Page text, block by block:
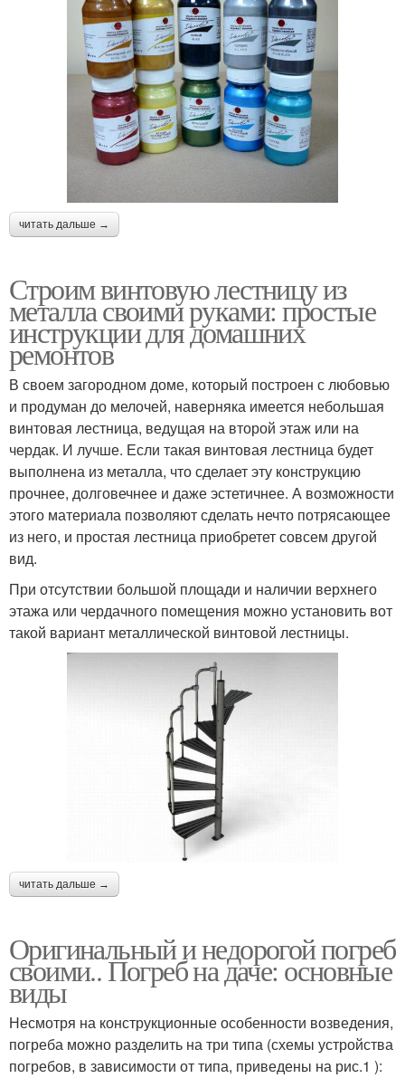
читать дальше →
Строим винтовую лестницу из
металла своими руками: простые
инструкции для домашних
ремонтов
В своем загородном доме, который построен с любовью
и продуман до мелочей, наверняка имеется небольшая
винтовая лестница, ведущая на второй этаж или на
чердак. И лучше. Если такая винтовая лестница будет
выполнена из металла, что сделает эту конструкцию
прочнее, долговечнее и даже эстетичнее. А возможности
этого материала позволяют сделать нечто потрясающее
из него, и простая лестница приобретет совсем другой
вид.
При отсутствии большой площади и наличии верхнего
этажа или чердачного помещения можно установить вот
такой вариант металлической винтовой лестницы.
читать дальше →
Оригинальный и недорогой погреб
своими.. Погреб на даче: основные
виды
Несмотря на конструкционные особенности возведения,
погреба можно разделить на три типа (схемы устройства
погребов, в зависимости от типа, приведены на рис.1 ):